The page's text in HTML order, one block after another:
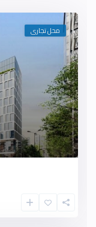
محل تجارى